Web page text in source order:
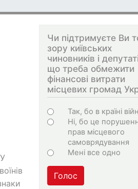
Чи підтримуєте Ви
зору київських
чиновників і
що треба обмежити
фінансові витрати
місцевих громад
Варіанти
Так, бо в країні
Ні, бо це
прав місцевого
самоврядування
Мені все одно
Голос